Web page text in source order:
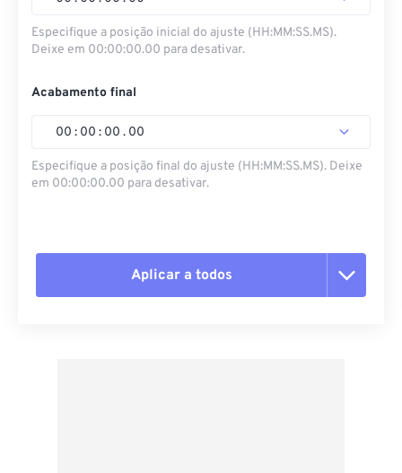
Especifique a posição inicial do ajuste (HH:MM:SS.MS).
Deixe em 00:00:00.00 para desativar.
Acabamento final
00 : 00 : 00 . 00
Especifique a posição final do ajuste (HH:MM:SS.MS). Deixe
em 00:00:00.00 para desativar.
Aplicar a todos